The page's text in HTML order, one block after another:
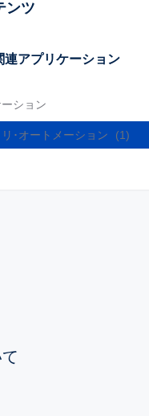
ンツ
連アプリケーション
ション
･オートメーション (1)